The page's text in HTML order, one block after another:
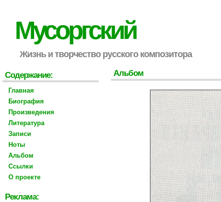
Мусоргский
Жизнь и творчество русского композитора
Альбом
Содержание:
Главная
Биография
Произведения
Литература
Записи
Ноты
Альбом
Ссылки
О проекте
Реклама: